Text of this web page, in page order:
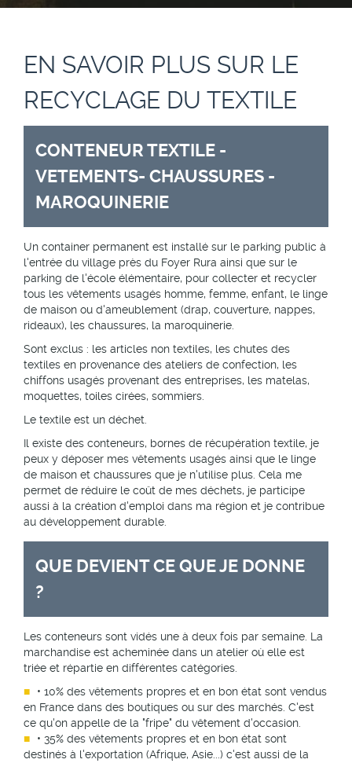
EN SAVOIR PLUS SUR LE
RECYCLAGE DU TEXTILE
CONTENEUR TEXTILE -
VETEMENTS- CHAUSSURES -
MAROQUINERIE
Un container permanent est installé sur le parking public à
l'entrée du village près du Foyer Rura ainsi que sur le
parking de l'école élémentaire, pour collecter et recycler
tous les vêtements usagés homme, femme, enfant, le linge
de maison ou d'ameublement (drap, couverture, nappes,
rideaux), les chaussures, la maroquinerie.
Sont exclus : les articles non textiles, les chutes des
textiles en provenance des ateliers de confection, les
chiffons usagés provenant des entreprises, les matelas,
moquettes, toiles cirées, sommiers.
Le textile est un déchet.
Il existe des conteneurs, bornes de récupération textile, je
peux y déposer mes vêtements usagés ainsi que le linge
de maison et chaussures que je n'utilise plus. Cela me
permet de réduire le coût de mes déchets, je participe
aussi à la création d'emploi dans ma région et je contribue
au développement durable.
QUE DEVIENT CE QUE JE DONNE
?
Les conteneurs sont vidés une à deux fois par semaine. La
marchandise est acheminée dans un atelier où elle est
triée et répartie en différentes catégories.
• 10% des vêtements propres et en bon état sont vendus
en France dans des boutiques ou sur des marchés. C'est
ce qu'on appelle de la "fripe" du vêtement d'occasion.
• 35% des vêtements propres et en bon état sont
destinés à l'exportation (Afrique, Asie...) c'est aussi de la